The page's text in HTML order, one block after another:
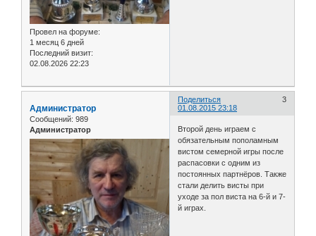
Провел на форуме:
1 месяц 6 дней
Последний визит:
02.08.2026 22:23
Поделиться
3
01.08.2015 23:18
Администратор
Сообщений: 989
Администратор
Второй день играем с
обязательным пополамным
вистом семерной игры после
распасовки с одним из
постоянных партнёров. Также
стали делить висты при
уходе за пол виста на 6-й и 7-
й играх.